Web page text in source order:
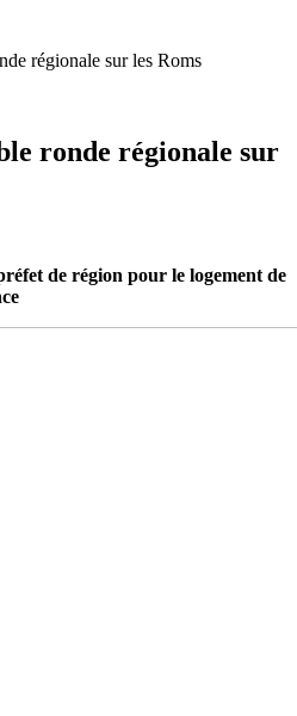
régionale sur les Roms
ronde régionale sur
de région pour le logement de